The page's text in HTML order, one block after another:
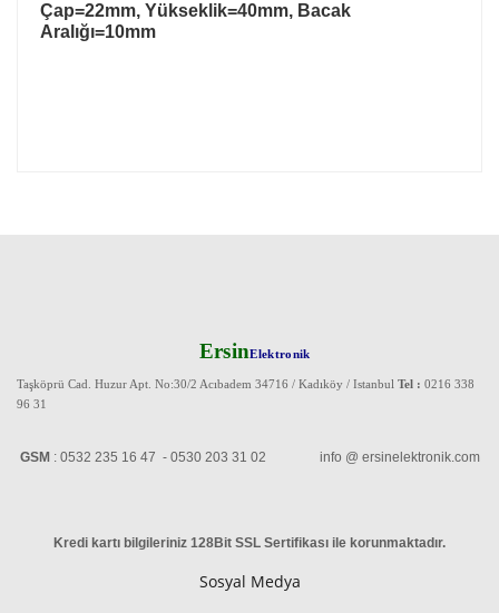
Çap=22mm, Yükseklik=40mm, Bacak
Aralığı=10mm
ErsinElektronik
Taşköprü Cad. Huzur Apt. No:30/2 Acıbadem 34716 / Kadıköy / Istanbul Tel : 0216 338
96 31
GSM : 0532 235 16 47 - 0530 203 31 02 info @ ersinelektronik.com
Kredi kartı bilgileriniz 128Bit SSL Sertifikası ile korunmaktadır.
Sosyal Medya